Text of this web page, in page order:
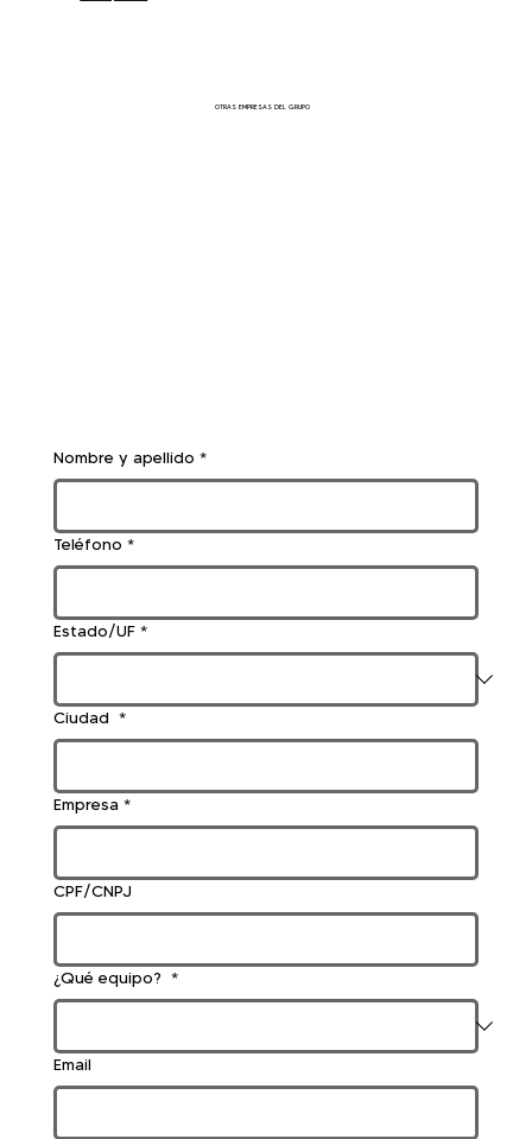
Nombre y apellido *
Teléfono *
Estado/UF *
Ciudad *
Empresa *
CPF/CNPJ
¿Qué equipo? *
Email
OTRAS EMPRESAS DEL GRUPO